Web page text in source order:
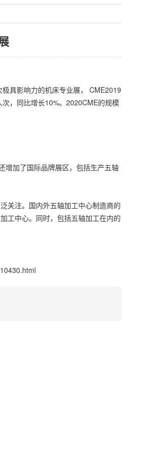
具影响力的机床专业展， CME2019
，同比增长10%。2020CME的规模
增加了国际品牌展区，包括生产五轴
关注。国内外五轴加工中心制造商的
工中心。同时，包括五轴加工在内的